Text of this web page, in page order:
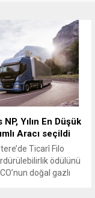
NP, Yılın En Düşük
Aracı seçildi
Ticarî Filo
ödülünü
doğal gazlı